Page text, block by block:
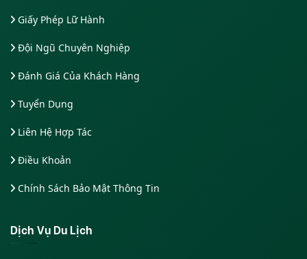
Giấy Phép Lữ Hành
Đội Ngũ Chuyên Nghiệp
Đánh Giá Của Khách Hàng
Tuyển Dụng
Liên Hệ Hợp Tác
Điều Khoản
Chính Sách Bảo Mật Thông Tin
Dịch Vụ Du Lịch